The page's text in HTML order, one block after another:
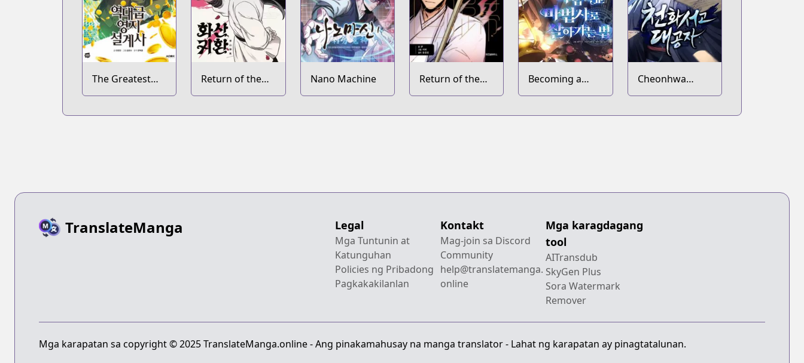
The Greatest
Estate
Return of the
Blossoming
Nano Machine
Return of the
Mad Demon
Becoming a
Magic School
Cheonhwa
Archive's Young
TranslateManga Legal
Mga Tuntunin at
Katunguhan
Policies ng Pribadong
Pagkakakilanlan
Kontakt
Mag-join sa Discord
Community
help@translatemanga.
online
Mga karagdagang
tool
AITransdub
SkyGen Plus
Sora Watermark
Remover
Mga karapatan sa copyright © 2025 TranslateManga.online - Ang pinakamahusay na manga translator - Lahat ng karapatan ay pinagtatalunan.